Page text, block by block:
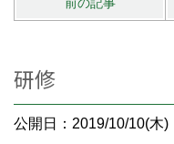
研修
公開日：2019/10/10(木)